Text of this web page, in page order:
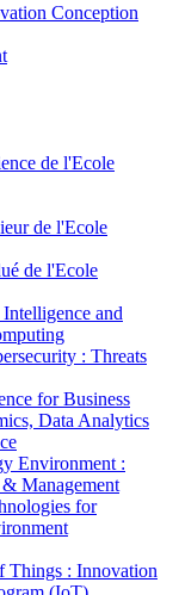
Conception
de l'Ecole
de l'Ecole
de l'Ecole
and
: Threats
for Business
Data Analytics
Environment :
Management
for
Things : Innovation